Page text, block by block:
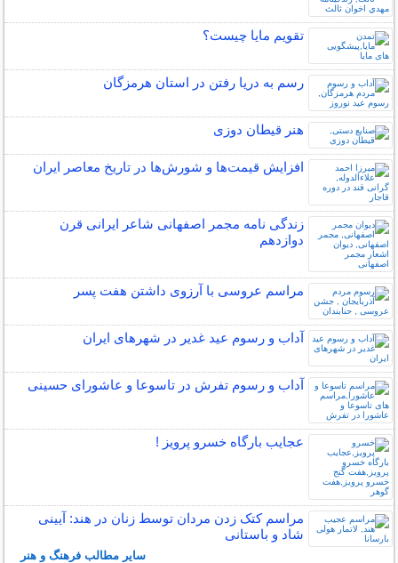
تقویم مایا چیست؟
رسم به دریا رفتن در استان هرمزگان
هنر قیطان دوزی
افزایش قیمت‌ها و شورش‌ها در تاریخ معاصر ایران
زندگی نامه مجمر اصفهانی شاعر ایرانی قرن
دوازدهم
مراسم عروسی با آرزوی داشتن هفت پسر
آداب و رسوم عید غدیر در شهرهای ایران
آداب و رسوم تفرش در تاسوعا و عاشورای حسینی
عجایب بارگاه خسرو پرویز !
مراسم کتک زدن مردان توسط زنان در هند: آیینی
شاد و باستانی
سایر مطالب فرهنگ و هنر